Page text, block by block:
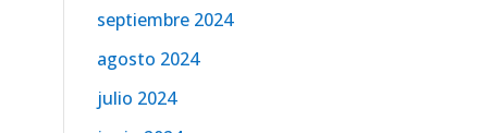
septiembre 2024
agosto 2024
julio 2024